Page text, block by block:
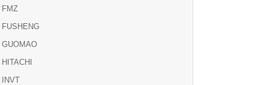
FMZ
FUSHENG
GUOMAO
HITACHI
INVT